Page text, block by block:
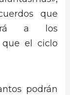
que
a los
que el ciclo
podrán